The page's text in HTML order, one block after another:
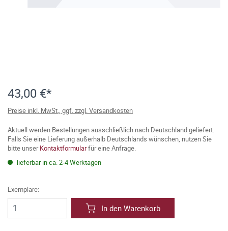
43,00 €*
Preise inkl. MwSt., ggf. zzgl. Versandkosten
Aktuell werden Bestellungen ausschließlich nach Deutschland geliefert.
Falls Sie eine Lieferung außerhalb Deutschlands wünschen, nutzen Sie
bitte unserKontaktformularfür eine Anfrage.
lieferbar in ca. 2-4 Werktagen
Exemplare:
In den Warenkorb